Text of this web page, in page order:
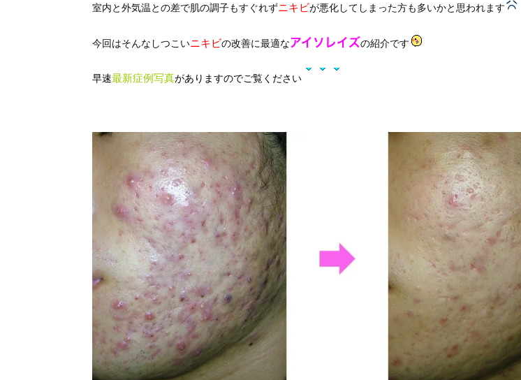
室内と外気温との差で肌の調子もすぐれずニキビが悪化してしまった方も多いかと思われます
今回はそんなしつこいニキビの改善に最適なアイソレイズの紹介です
早速最新症例写真がありますのでご覧ください